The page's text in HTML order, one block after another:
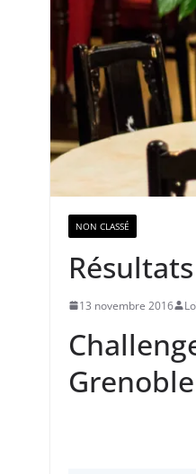
NON CLASSÉ
13 novembre 2016
Grenoble